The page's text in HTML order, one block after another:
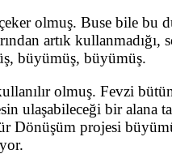
olmuş. Buse bile bu
artık
büyümüş, büyümüş.
olmuş. Fevzi
ulaşabileceği bir alana
Dönüşüm projesi